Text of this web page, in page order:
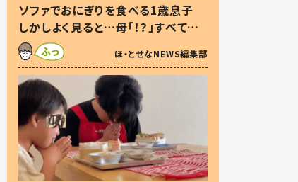
ソファでおにぎりを食べる1歳息子
しかしよく見ると…母「！？」すべてを
察した母の投稿に「可愛いから許
す！」「現行犯〜」
ほ・とせなNEWS編集部